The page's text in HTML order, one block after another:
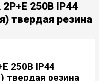
250В IP44
твердая резина
250В IP44
твердая резина